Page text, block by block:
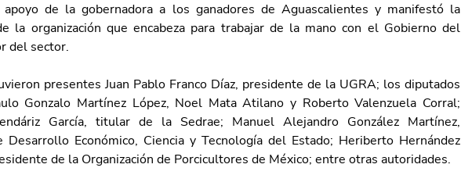
apoyo de la gobernadora a los ganadores de Aguascalientes y manifestó la
la organización que encabeza para trabajar de la mano con el Gobierno del
del sector.
presentes Juan Pablo Franco Díaz, presidente de la UGRA; los diputados
Gonzalo Martínez López, Noel Mata Atilano y Roberto Valenzuela Corral;
García, titular de la Sedrae; Manuel Alejandro González Martínez,
Desarrollo Económico, Ciencia y Tecnología del Estado; Heriberto Hernández
de la Organización de Porcicultores de México; entre otras autoridades.